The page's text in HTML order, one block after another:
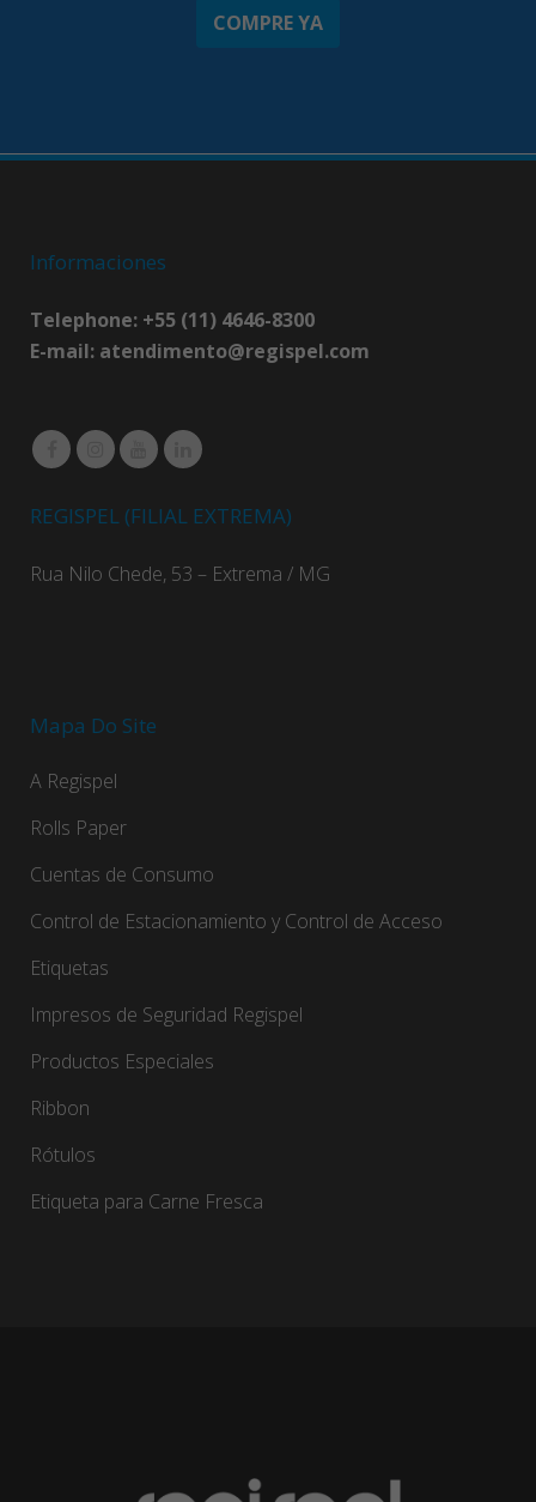
COMPRE YA
Informaciones
Telephone: +55 (11) 4646-8300
E-mail: atendimento@regispel.com
REGISPEL (FILIAL EXTREMA)
Rua Nilo Chede, 53 – Extrema / MG
Mapa Do Site
A Regispel
Rolls Paper
Cuentas de Consumo
Control de Estacionamiento y Control de Acceso
Etiquetas
Impresos de Seguridad Regispel
Productos Especiales
Ribbon
Rótulos
Etiqueta para Carne Fresca